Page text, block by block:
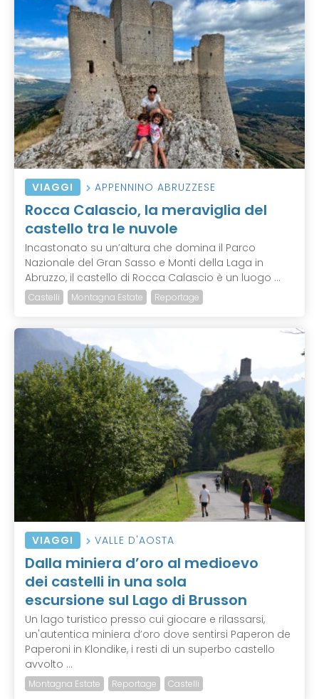
VIAGGI APPENNINO ABRUZZESE
Rocca Calascio, la meraviglia del
castello tra le nuvole
Incastonato su un’altura che domina il Parco
Nazionale del Gran Sasso e Monti della Laga in
Abruzzo, il castello di Rocca Calascio è un luogo ...
Castelli Montagna Estate Reportage
VIAGGI VALLE D'AOSTA
Dalla miniera d’oro al medioevo
dei castelli in una sola
escursione sul Lago di Brusson
Un lago turistico presso cui giocare e rilassarsi,
un'autentica miniera d’oro dove sentirsi Paperon de
Paperoni in Klondike, i resti di un superbo castello
avvolto ...
Montagna Estate Reportage Castelli